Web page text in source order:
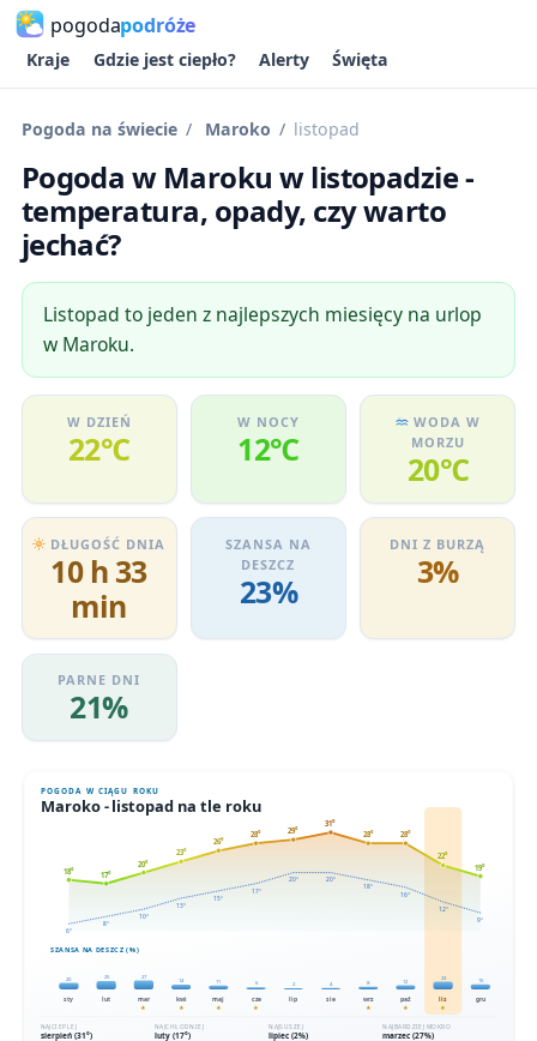
pogodapodróże
Kraje Gdzie jest ciepło? Alerty Święta
Pogoda na świecie Maroko listopad
Pogoda w Maroku w listopadzie -
temperatura, opady, czy warto
jechać?
Listopad to jeden z najlepszych miesięcy na urlop
w Maroku.
W DZIEŃ
22℃
W NOCY
12℃
WODA W
MORZU
20℃
DŁUGOŚĆ DNIA
10 h 33
min
SZANSA NA
DESZCZ
23%
DNI Z BURZĄ
3%
PARNE DNI
21%